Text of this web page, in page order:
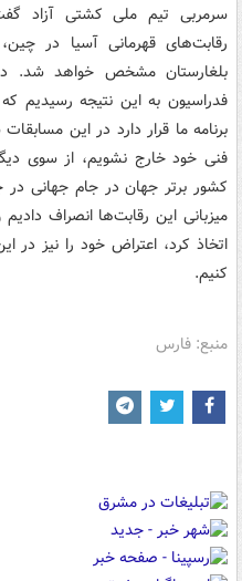
سرمربی تیم ملی کشتی آزاد
رقابت‌های قهرمانی آسیا در
بلغارستان مشخص خواهد شد.
فدراسیون به این نتیجه رسیدیم
برنامه ما قرار دارد در این
کشور برتر جهان در جام جهانی در
میزبانی این رقابت‌ها انصراف
اتخاذ کرد، اعتراض خود را نیز در
کنیم.
منبع: فارس